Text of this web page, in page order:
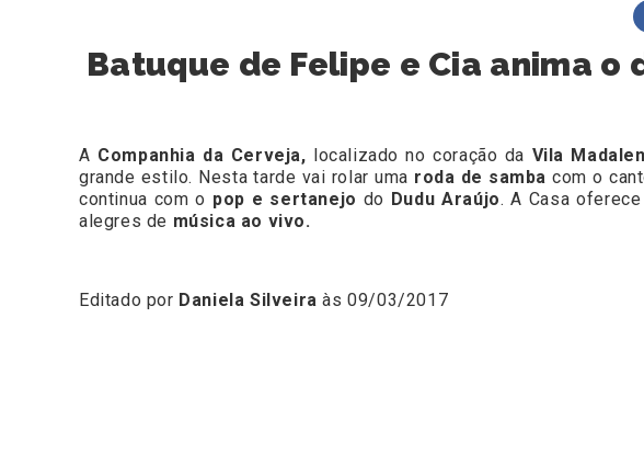
Batuque de Felipe e Cia anima o
A Companhia da Cerveja, localizado no coração da Vila
grande estilo. Nesta tarde vai rolar uma roda de sambacom o
continua com o pop e sertanejo do Dudu Araújo. A Casa
alegres de música ao vivo.
Editado por Daniela Silveira às 09/03/2017